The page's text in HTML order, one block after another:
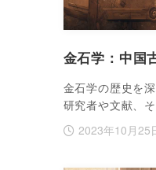
金石学：中国
金石学の歴史を
研究者や文献、
2023年10月25